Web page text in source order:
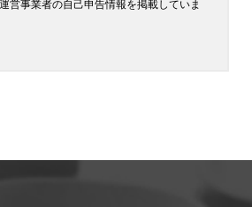
営事業者の自己申告情報を掲載していま